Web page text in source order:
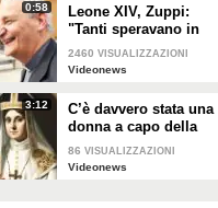
0:58
Leone XIV, Zuppi:
"Tanti speravano in
me? Io mai, prima
deve vincere lo
2460 VISUALIZZAZIONI
Videonews
3:12
C’è davvero stata una
donna a capo della
Chiesa cattolica? La
leggenda della
86 VISUALIZZAZIONI
Videonews